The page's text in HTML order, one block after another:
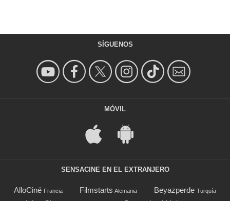
SÍGUENOS
MÓVIL
SENSACINE EN EL EXTRANJERO
AlloCiné Francia Filmstarts Alemania Beyazperde Turquía